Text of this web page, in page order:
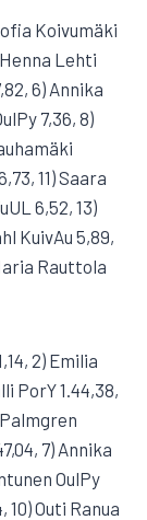
Koivumäki
Lehti
6) Annika
7,36, 8)
11) Saara
6,52, 13)
KuivAu 5,89,
Rauttola
2) Emilia
PorY 1.44,38,
7) Annika
OulPy
10) Outi Ranua